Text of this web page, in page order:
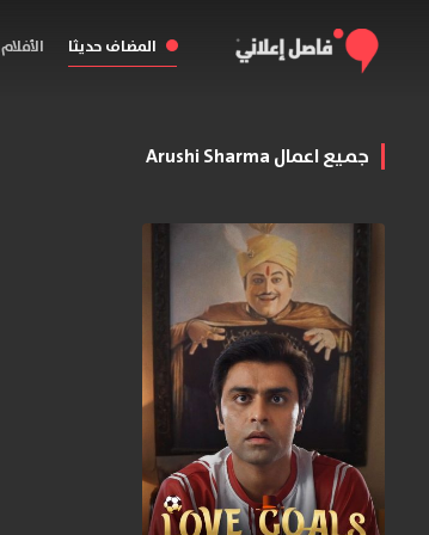
المضاف حديثا الأفلام
جميع اعمال Arushi Sharma